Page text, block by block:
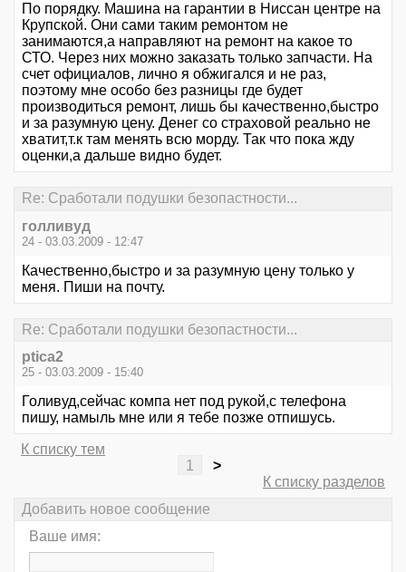
По порядку. Машина на гарантии в Ниссан центре на
Крупской. Они сами таким ремонтом не
занимаются,а направляют на ремонт на какое то
СТО. Через них можно заказать только запчасти. На
счет официалов, лично я обжигался и не раз,
поэтому мне особо без разницы где будет
производиться ремонт, лишь бы качественно,быстро
и за разумную цену. Денег со страховой реально не
хватит,т.к там менять всю морду. Так что пока жду
оценки,а дальше видно будет.
Re: Сработали подушки безопастности...
голливуд
24 - 03.03.2009 - 12:47
Качественно,быстро и за разумную цену только у
меня. Пиши на почту.
Re: Сработали подушки безопастности...
ptica2
25 - 03.03.2009 - 15:40
Голивуд,сейчас компа нет под рукой,с телефона
пишу, намыль мне или я тебе позже отпишусь.
К списку тем
1
>
К списку разделов
Добавить новое сообщение
Ваше имя: